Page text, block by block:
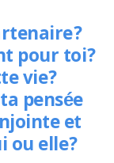
pour toi?
vie?
pensée
et
ou elle?